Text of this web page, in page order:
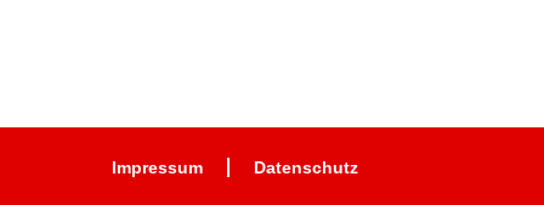
Impressum Datenschutz